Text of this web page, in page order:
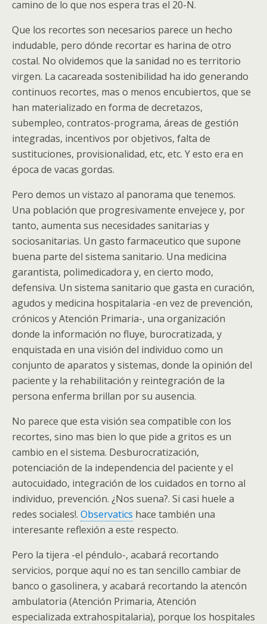
camino de lo que nos espera tras el 20-N.
Que los recortes son necesarios parece un hecho
indudable, pero dónde recortar es harina de otro
costal. No olvidemos que la sanidad no es territorio
virgen. La cacareada sostenibilidad ha ido generando
continuos recortes, mas o menos encubiertos, que se
han materializado en forma de decretazos,
subempleo, contratos-programa, áreas de gestión
integradas, incentivos por objetivos, falta de
sustituciones, provisionalidad, etc, etc. Y esto era en
época de vacas gordas.
Pero demos un vistazo al panorama que tenemos.
Una población que progresivamente envejece y, por
tanto, aumenta sus necesidades sanitarias y
sociosanitarias. Un gasto farmaceutico que supone
buena parte del sistema sanitario. Una medicina
garantista, polimedicadora y, en cierto modo,
defensiva. Un sistema sanitario que gasta en curación,
agudos y medicina hospitalaria -en vez de prevención,
crónicos y Atención Primaria-, una organización
donde la información no fluye, burocratizada, y
enquistada en una visión del individuo como un
conjunto de aparatos y sistemas, donde la opinión del
paciente y la rehabilitación y reintegración de la
persona enferma brillan por su ausencia.
No parece que esta visión sea compatible con los
recortes, sino mas bien lo que pide a gritos es un
cambio en el sistema. Desburocratización,
potenciación de la independencia del paciente y el
autocuidado, integración de los cuidados en torno al
individuo, prevención. ¿Nos suena?. Si casi huele a
redes sociales!. Observatics hace también una
interesante reflexión a este respecto.
Pero la tijera -el péndulo-, acabará recortando
servicios, porque aquí no es tan sencillo cambiar de
banco o gasolinera, y acabará recortando la atencón
ambulatoria (Atención Primaria, Atención
especializada extrahospitalaria), porque los hospitales